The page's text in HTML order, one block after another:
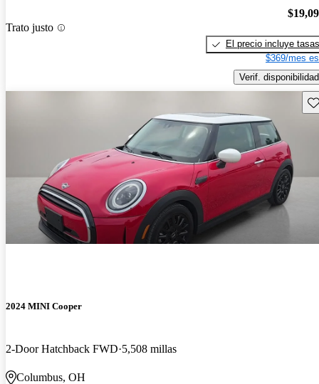
Trato justo
El precio incluye tasas
$369/mes
Verif. disponibilidad
2024 MINI Cooper
2-Door Hatchback FWD 5,508 millas
Columbus, OH